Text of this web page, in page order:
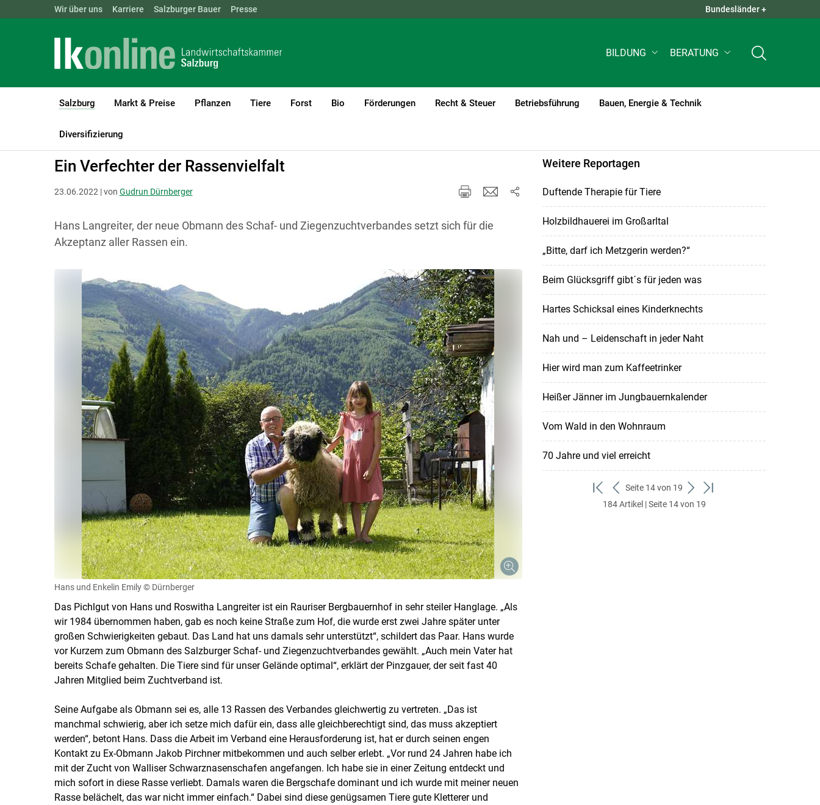
Skip to main content
Landwirtschaftskammern: ÖSTERREICH BGLD KTN QUICK LINKS +
Wir über uns Karriere Salzburger Bauer Presse Bundesländer +
BILDUNG BERATUNG
Salzburg
(current)1
Markt & Preise Pflanzen Tiere Forst Bio Förderungen Recht & Steuer Betriebsführung Bauen, Energie & Technik
Diversifizierung
LK Salzburg Salzburg
Ein Verfechter der Rassenvielfalt
23.06.2022 | von Gudrun Dürnberger
Hans Langreiter, der neue Obmann des Schaf- und Ziegenzuchtverbandes setzt sich für die
Akzeptanz aller Rassen ein.
Hans und Enkelin Emily © Dürnberger
Das Pichlgut von Hans und Roswitha Langreiter ist ein Rauriser Bergbauernhof in sehr steiler Hanglage. „Als
wir 1984 übernommen haben, gab es noch keine Straße zum Hof, die wurde erst zwei Jahre später unter
großen Schwierigkeiten gebaut. Das Land hat uns damals sehr unterstützt“, schildert das Paar. Hans wurde
vor Kurzem zum Obmann des Salzburger Schaf- und Ziegenzuchtverbandes gewählt. „Auch mein Vater hat
bereits Schafe gehalten. Die Tiere sind für unser Gelände optimal“, erklärt der Pinzgauer, der seit fast 40
Jahren Mitglied beim Zuchtverband ist.
Seine Aufgabe als Obmann sei es, alle 13 Rassen des Verbandes gleichwertig zu vertreten. „Das ist
manchmal schwierig, aber ich setze mich dafür ein, dass alle gleichberechtigt sind, das muss akzeptiert
werden“, betont Hans. Dass die Arbeit im Verband eine Herausforderung ist, hat er durch seinen engen
Kontakt zu Ex-Obmann Jakob Pirchner mitbekommen und auch selber erlebt. „Vor rund 24 Jahren habe ich
mit der Zucht von Walliser Schwarznasenschafen angefangen. Ich habe sie in einer Zeitung entdeckt und
mich sofort in diese Rasse verliebt. Damals waren die Bergschafe dominant und ich wurde mit meiner neuen
Rasse belächelt, das war nicht immer einfach.“ Dabei sind diese genügsamen Tiere gute Kletterer und
Weitere Reportagen
Duftende Therapie für Tiere
Holzbildhauerei im Großarltal
„Bitte, darf ich Metzgerin werden?“
Beim Glücksgriff gibt´s für jeden was
Hartes Schicksal eines Kinderknechts
Nah und – Leidenschaft in jeder Naht
Hier wird man zum Kaffeetrinker
Heißer Jänner im Jungbauernkalender
Vom Wald in den Wohnraum
70 Jahre und viel erreicht
zum
ersten
zurück
zum
Seite 14 von 19
weiter
zum
zum
184 Artikel | Seite 14 von 19